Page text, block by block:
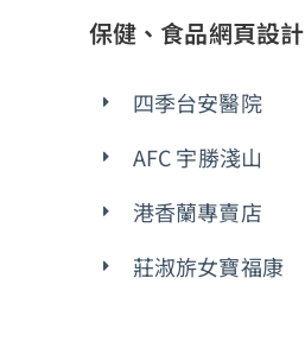
保健、食品網頁設計
四季台安醫院
AFC 宇勝淺山
港香蘭專賣店
莊淑旂女寶福康